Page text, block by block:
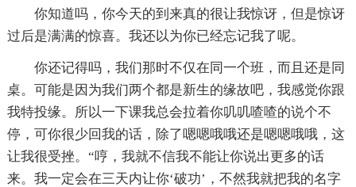
你知道吗，你今天的到来真的很让我惊讶，但是惊讶
过后是满满的惊喜。我还以为你已经忘记我了呢。
你还记得吗，我们那时不仅在同一个班，而且还是同
桌。可能是因为我们两个都是新生的缘故吧，我感觉你跟
我特投缘。所以一下课我总会拉着你叽叽喳喳的说个不
停，可你很少回我的话，除了嗯嗯哦哦还是嗯嗯哦哦，这
让我很受挫。“哼，我就不信我不能让你说出更多的话
来。我一定会在三天内让你‘破功’，不然我就把我的名字